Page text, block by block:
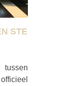
STE